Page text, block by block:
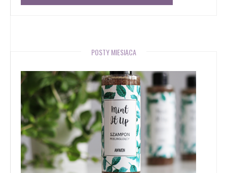
POSTY MIESIĄCA